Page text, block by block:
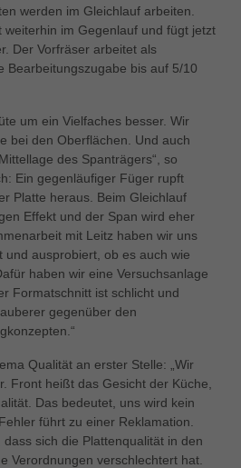
werden im Gleichlauf arbeiten.
weiterhin im Gegenlauf und fügt jetzt
Der Vorfräser arbeitet als
Bearbeitungszugabe bis auf 5/10
um ein Vielfaches besser. Wir
bei den Oberflächen. Und auch
des Spanträgers“, so
Ein gegenläufiger Füger rupft
Platte heraus. Beim Gleichlauf
Effekt und der Span wird eher
mit Leitz haben wir uns
und ausprobiert, ob es auch wie
haben wir eine Versuchsanlage
Formatschnitt ist schlicht und
gegenüber den
Qualität an erster Stelle: „Wir
Front heißt das Gesicht der Küche,
Das bedeutet, uns wird kein
führt zu einer Reklamation.
sich die Plattenqualität in den
Verordnungen verschlechtert hat.